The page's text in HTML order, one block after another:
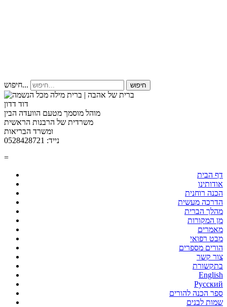
חיפוש... חיפוש
דוד דדון
מוהל מוסמך מטעם הוועדה הבין
משרדית של הרבנות הראשית
ומשרד הבריאות
נייד: 0528428721
=
דף הבית
אודותינו
הכנה רוחנית
הדרכה מעשית
מהלך הברית
מן המקורות
מאמרים
מבט רפואי
הורים מספרים
צור קשר
בתקשורת
English
Русский
ספר הכנה להורים
שמות לבנים